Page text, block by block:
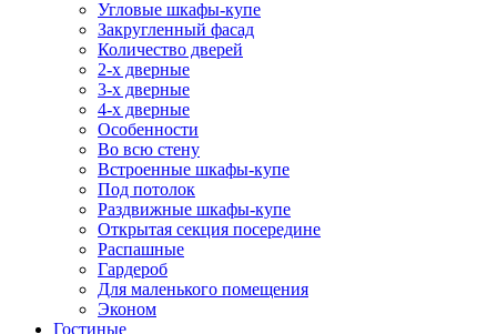
Угловые шкафы-купе
Закругленный фасад
Количество дверей
2-х дверные
3-х дверные
4-х дверные
Особенности
Во всю стену
Встроенные шкафы-купе
Под потолок
Раздвижные шкафы-купе
Открытая секция посередине
Распашные
Гардероб
Для маленького помещения
Эконом
Гостиные